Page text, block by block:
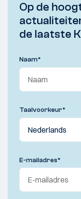
Op de
de laatste
Naam*
Taalvoorkeur*
E-mailadres*